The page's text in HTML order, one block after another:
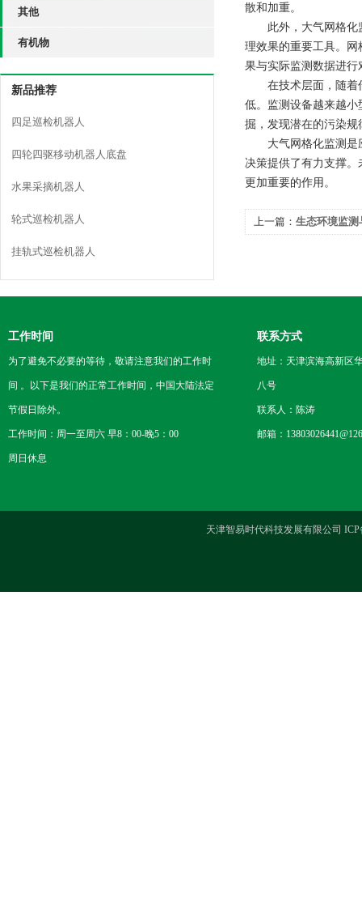
其他
有机物
新品推荐
四足巡检机器人
四轮四驱移动机器人底盘
水果采摘机器人
轮式巡检机器人
挂轨式巡检机器人
散和加重。
此外，大气网格化监
理效果的重要工具。
果与实际监测数据进
在技术层面，随着传
低。监测设备越来越
掘，发现潜在的污染
大气网格化监测是应
决策提供了有力支撑
更加重要的作用。
上一篇： 生态环境监测
工作时间
为了避免不必要的等待，敬请注意我们的工作时
间 。以下是我们的正常工作时间，中国大陆法定
节假日除外。
工作时间：周一至周六 早8：00-晚5：00
周日休息
联系方式
地址：天津滨海高新区
八号
联系人：陈涛
邮箱：
天津智易时代科技发展有限公司 ICP